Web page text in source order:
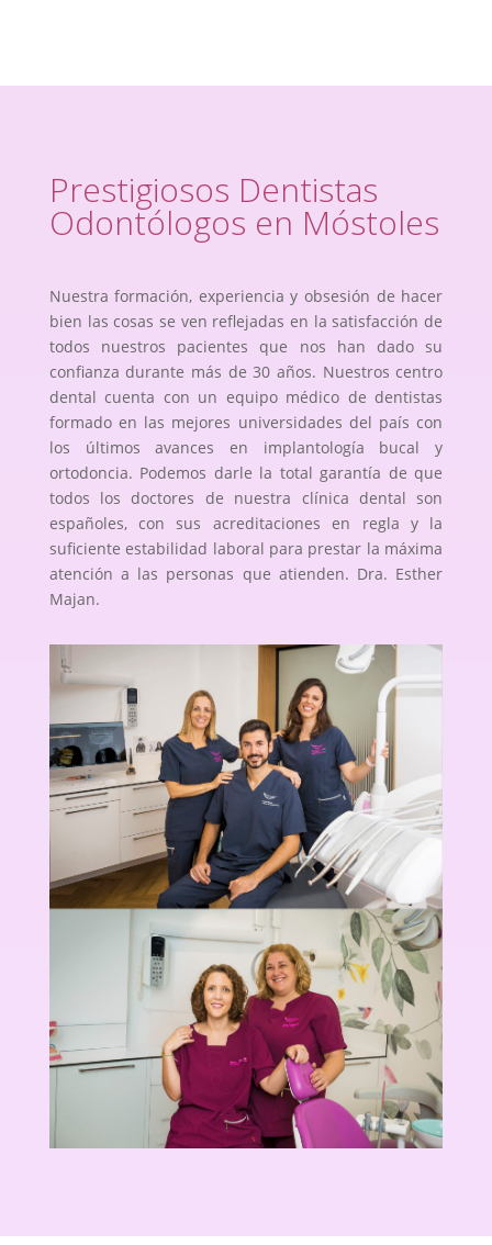
Prestigiosos Dentistas
Odontólogos en Móstoles
Nuestra formación, experiencia y obsesión de hacer
bien las cosas se ven reflejadas en la satisfacción de
todos nuestros pacientes que nos han dado su
confianza durante más de 30 años. Nuestros centro
dental cuenta con un equipo médico de dentistas
formado en las mejores universidades del país con
los últimos avances en implantología bucal y
ortodoncia. Podemos darle la total garantía de que
todos los doctores de nuestra clínica dental son
españoles, con sus acreditaciones en regla y la
suficiente estabilidad laboral para prestar la máxima
atención a las personas que atienden. Dra. Esther
Majan.